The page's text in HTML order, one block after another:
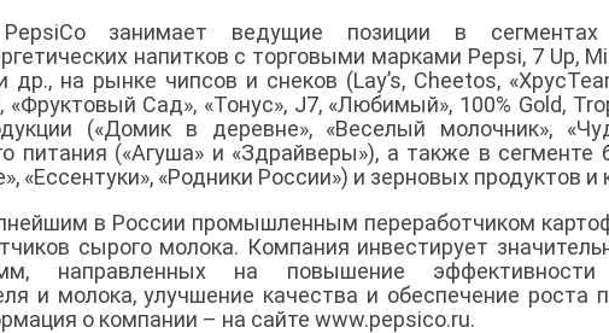
занимает ведущие позиции в сегментах
напитков с торговыми марками Pepsi, 7 Up,
др., на рынке чипсов и снеков (Lay’s, Cheetos,
«Фруктовый Сад», «Тонус», J7, «Любимый», 100% Gold,
(«Домик в деревне», «Веселый молочник»,
питания («Агуша» и «Здрайверы»), а также в сегменте
«Ессентуки», «Родники России») и зерновых продуктов и
в России промышленным переработчиком
сырого молока. Компания инвестирует
направленных на повышение эффективности
и молока, улучшение качества и обеспечение роста
о компании – на сайте www.pepsico.ru.